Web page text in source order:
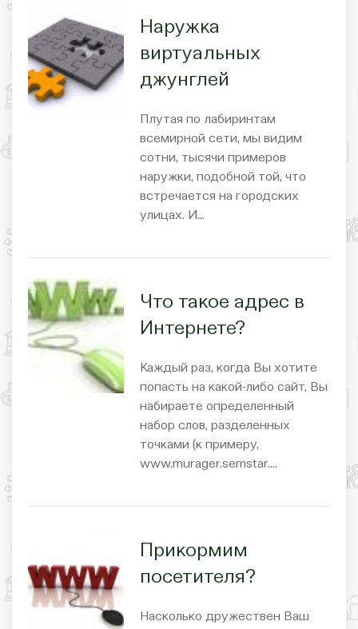
Наружка
виртуальных
джунглей
Плутая по лабиринтам
всемирной сети, мы видим
сотни, тысячи примеров
наружки, подобной той, что
встречается на городских
улицах. И…
Что такое адрес в
Интернете?
Каждый раз, когда Вы хотите
попасть на какой-либо сайт, Вы
набираете определенный
набор слов, разделенных
точками (к примеру,
www.murager.semstar.…
Прикормим
посетителя?
Насколько дружествен Ваш